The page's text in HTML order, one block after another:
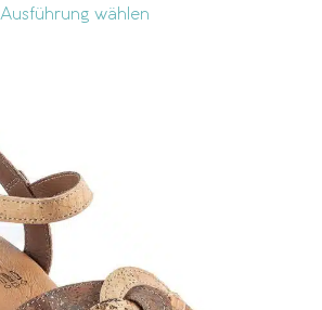
Ausführung wählen